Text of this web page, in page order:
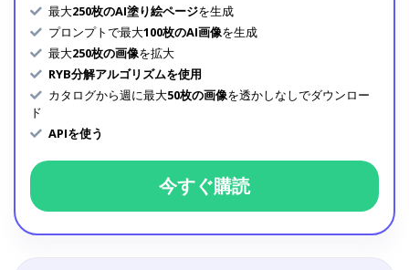
最大250枚のAI塗り絵ページを生成
プロンプトで最大100枚のAI画像を生成
最大250枚の画像を拡大
RYB分解アルゴリズムを使用
カタログから週に最大50枚の画像を透かしなしでダウンロー
ド
APIを使う
今すぐ購読